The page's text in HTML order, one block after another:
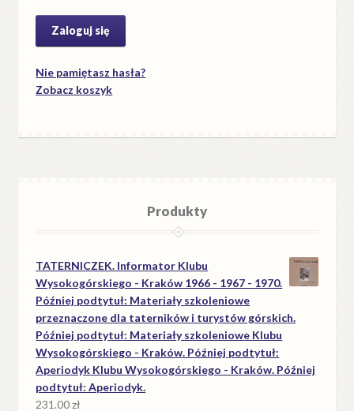
Nie pamiętasz hasła?
Zobacz koszyk
Produkty
TATERNICZEK. Informator Klubu
Wysokogórskiego - Kraków 1966 - 1967 - 1970.
Później podtytuł: Materiały szkoleniowe
przeznaczone dla taterników i turystów górskich.
Później podtytuł: Materiały szkoleniowe Klubu
Wysokogórskiego - Kraków. Później podtytuł:
Aperiodyk Klubu Wysokogórskiego - Kraków. Później
podtytuł: Aperiodyk.
231.00zł